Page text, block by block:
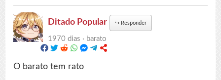
Ditado Popular ↪ Responder
1970 dias · barato
O barato tem rato